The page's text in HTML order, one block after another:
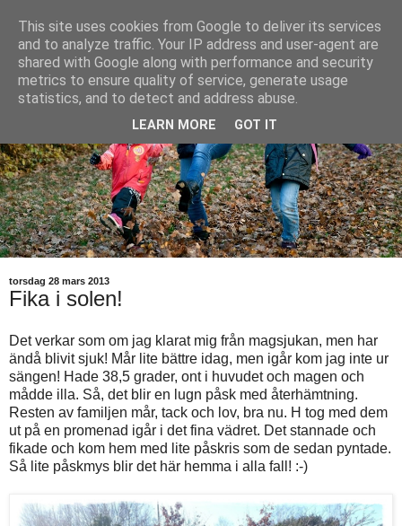
torsdag 28 mars 2013
Fika i solen!
Det verkar som om jag klarat mig från magsjukan, men har
ändå blivit sjuk! Mår lite bättre idag, men igår kom jag inte ur
sängen! Hade 38,5 grader, ont i huvudet och magen och
mådde illa. Så, det blir en lugn påsk med återhämtning.
Resten av familjen mår, tack och lov, bra nu. H tog med dem
ut på en promenad igår i det fina vädret. Det stannade och
fikade och kom hem med lite påskris som de sedan pyntade.
Så lite påskmys blir det här hemma i alla fall! :-)
This site uses cookies from Google to deliver its services
and to analyze traffic. Your IP address and user-agent are
shared with Google along with performance and security
metrics to ensure quality of service, generate usage
statistics, and to detect and address abuse.
LEARN MORE GOT IT